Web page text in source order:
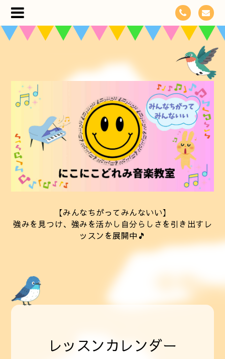
【みんなちがってみんないい】
強みを見つけ、強みを活かし自分らしさを引き出すレ
ッスンを展開中🎵
レッスンカレンダー